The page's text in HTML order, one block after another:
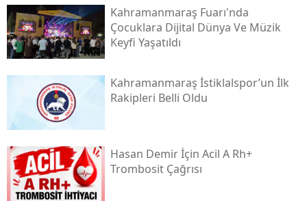
Kahramanmaraş Fuarı'nda
Çocuklara Dijital Dünya Ve Müzik
Keyfi Yaşatıldı
Kahramanmaraş İstiklalspor’un İlk
Rakipleri Belli Oldu
Hasan Demir İçin Acil A Rh+
Trombosit Çağrısı